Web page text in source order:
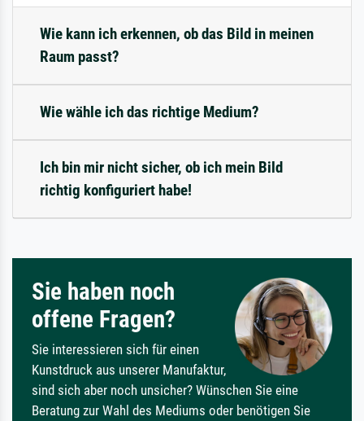
Wie kann ich erkennen, ob das Bild in meinen
Raum passt?
Wie wähle ich das richtige Medium?
Ich bin mir nicht sicher, ob ich mein Bild
richtig konfiguriert habe!
Sie haben noch
offene Fragen?
Sie interessieren sich für einen
Kunstdruck aus unserer Manufaktur,
sind sich aber noch unsicher? Wünschen Sie eine
Beratung zur Wahl des Mediums oder benötigen Sie